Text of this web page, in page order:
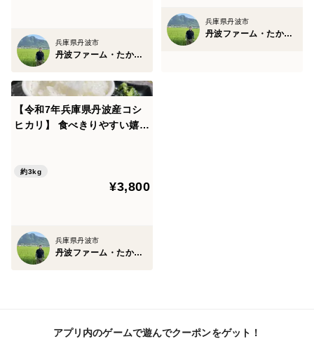
して、しばらく乾かしていただけると、より長持ちいた
します。
その後は風通しの良い日陰にダンボール保管で大丈夫で
緩衝材(新聞紙)なども使う場合がございます。
贈呈用等
の場合はコメントくださいませ。
兵庫県丹波市
丹波ファーム・たかはし
兵庫県丹波市
丹波ファーム・たかはし
【令和7年兵庫県丹波産コシ
ヒカリ】 食べきりやすい嬉し
きたてはもちろん 冷めてもお
約3kg
¥3,800
兵庫県丹波市
丹波ファーム・たかはし
アプリ内のゲームで遊んでクーポンをゲット！